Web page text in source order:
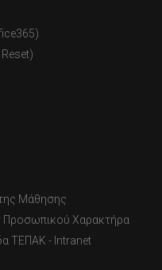
Μάθησης
Προσωπικού Χαρακτήρα
ΤΕΠΑΚ - Intranet